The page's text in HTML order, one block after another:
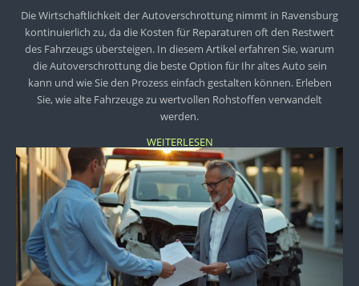
Die Wirtschaftlichkeit der Autoverschrottung nimmt in Ravensburg
kontinuierlich zu, da die Kosten für Reparaturen oft den Restwert
des Fahrzeugs übersteigen. In diesem Artikel erfahren Sie, warum
die Autoverschrottung die beste Option für Ihr altes Auto sein
kann und wie Sie den Prozess einfach gestalten können. Erleben
Sie, wie alte Fahrzeuge zu wertvollen Rohstoffen verwandelt
werden.
WEITERLESEN